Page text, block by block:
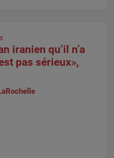
iranien qu’il n’a
pas sérieux»,